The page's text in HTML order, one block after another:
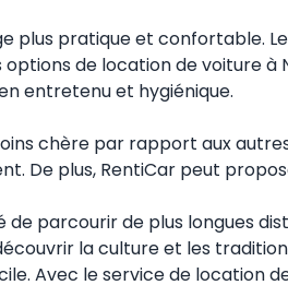
plus pratique et confortable.
options de location de voiture
entretenu et hygiénique.
chère par rapport aux
De plus, RentiCar peut
parcourir de plus longues
la culture et les
Avec le service de location